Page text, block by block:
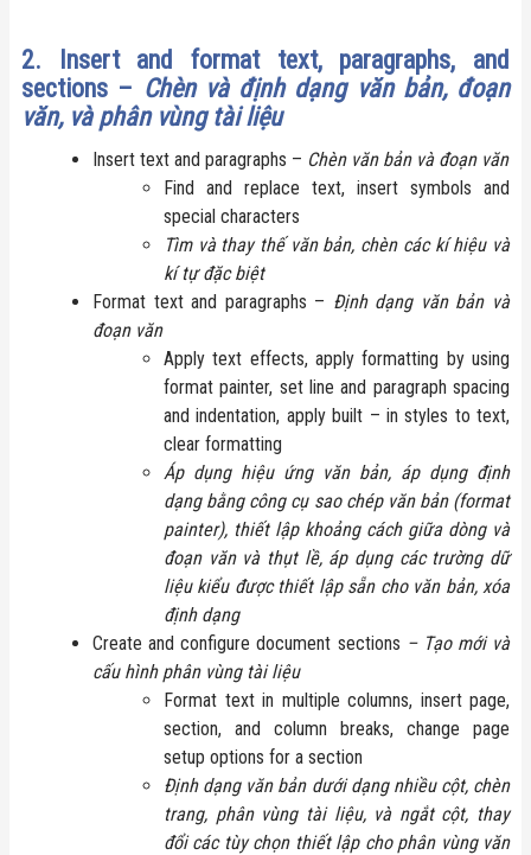
2. Insert and format text, paragraphs, and
sections – Chèn và định dạng văn bản, đoạn
văn, và phân vùng tài liệu
Insert text and paragraphs – Chèn văn bản và đoạn văn
Find and replace text, insert symbols and
special characters
Tìm và thay thế văn bản, chèn các kí hiệu và
kí tự đặc biệt
Format text and paragraphs – Định dạng văn bản và
đoạn văn
Apply text effects, apply formatting by using
format painter, set line and paragraph spacing
and indentation, apply built – in styles to text,
clear formatting
Áp dụng hiệu ứng văn bản, áp dụng định
dạng bằng công cụ sao chép văn bản (format
painter), thiết lập khoảng cách giữa dòng và
đoạn văn và thụt lề, áp dụng các trường dữ
liệu kiểu được thiết lập sẵn cho văn bản, xóa
định dạng
Create and configure document sections – Tạo mới và
cấu hình phân vùng tài liệu
Format text in multiple columns, insert page,
section, and column breaks, change page
setup options for a section
Định dạng văn bản dưới dạng nhiều cột, chèn
trang, phân vùng tài liệu, và ngắt cột, thay
đổi các tùy chọn thiết lập cho phân vùng văn